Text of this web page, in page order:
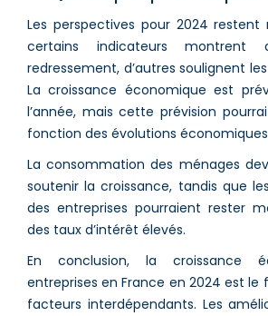
Les perspectives pour 2024 restent
certains indicateurs montrent
redressement, d’autres soulignent
La croissance économique est
l’année, mais cette prévision
fonction des évolutions
La consommation des ménages
soutenir la croissance, tandis que
des entreprises pourraient rester
des taux d’intérêt élevés​.
En conclusion, la croissance
entreprises en France en 2024 est le
facteurs interdépendants. Les